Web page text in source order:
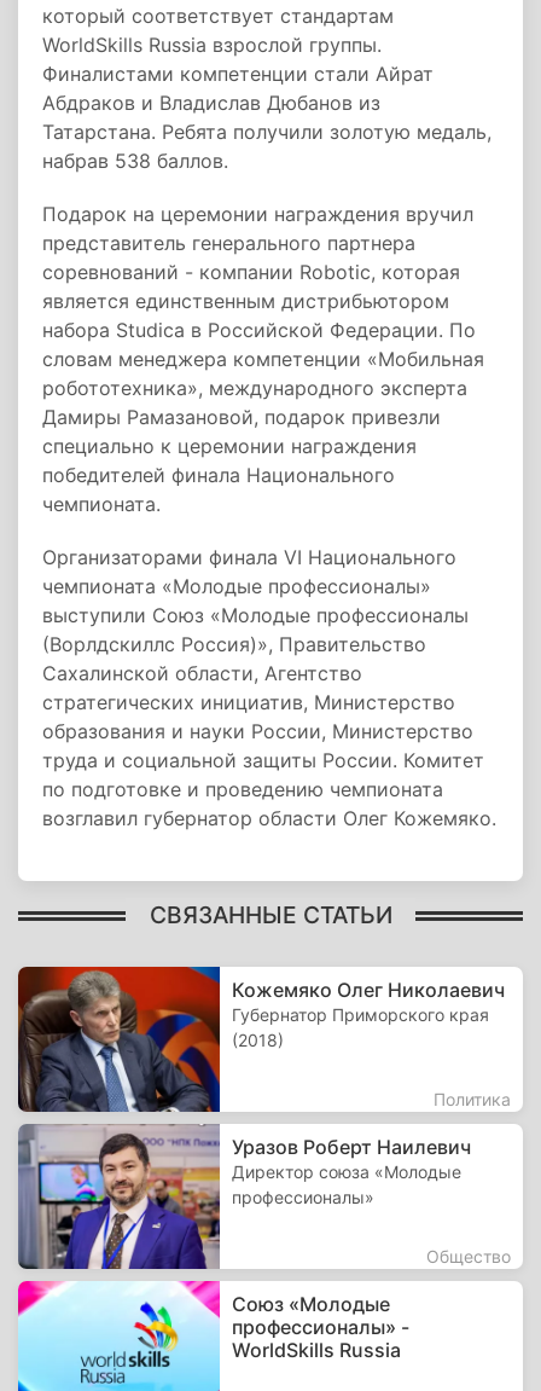
который соответствует стандартам
WorldSkills Russia взрослой группы.
Финалистами компетенции стали Айрат
Абдраков и Владислав Дюбанов из
Татарстана. Ребята получили золотую медаль,
набрав 538 баллов.
Подарок на церемонии награждения вручил
представитель генерального партнера
соревнований - компании Robotic, которая
является единственным дистрибьютором
набора Studica в Российской Федерации. По
словам менеджера компетенции «Мобильная
робототехника», международного эксперта
Дамиры Рамазановой, подарок привезли
специально к церемонии награждения
победителей финала Национального
чемпионата.
Организаторами финала VI Национального
чемпионата «Молодые профессионалы»
выступили Союз «Молодые профессионалы
(Ворлдскиллс Россия)», Правительство
Сахалинской области, Агентство
стратегических инициатив, Министерство
образования и науки России, Министерство
труда и социальной защиты России. Комитет
по подготовке и проведению чемпионата
возглавил губернатор области Олег Кожемяко.
СВЯЗАННЫЕ СТАТЬИ
Кожемяко Олег Николаевич
Губернатор Приморского края
(2018)
Политика
Уразов Роберт Наилевич
Директор союза «Молодые
профессионалы»
Общество
Союз «Молодые
профессионалы» -
WorldSkills Russia